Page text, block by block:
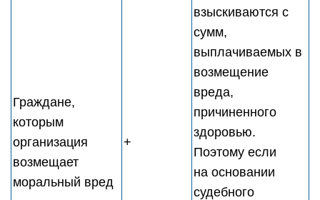
Граждане,
которым
организация
возмещает
моральный вред
+
взыскиваются с
сумм,
выплачиваемых в
возмещение
вреда,
причиненного
здоровью.
Поэтому если
на основании
судебного